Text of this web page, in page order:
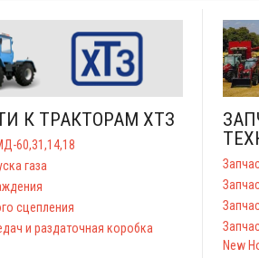
К ТРАКТОРАМ ХТЗ
60,31,14,18
газа
сцепления
и раздаточная коробка
New